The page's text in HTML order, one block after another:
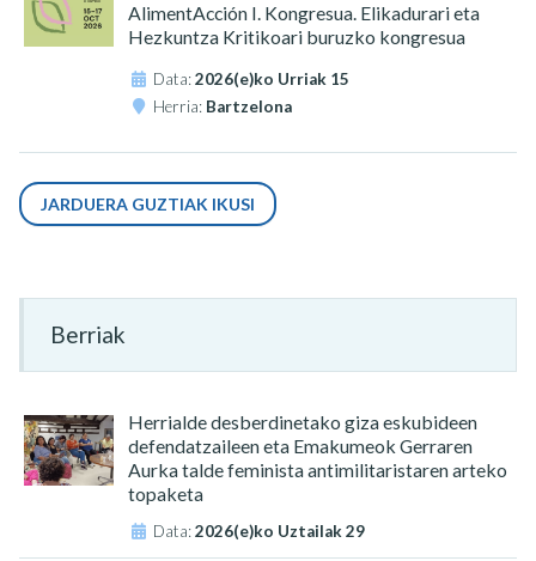
AlimentAcción I. Kongresua. Elikadurari eta
Hezkuntza Kritikoari buruzko kongresua
Data:2026(e)ko Urriak 15
Herria: Bartzelona
JARDUERA GUZTIAK IKUSI
Berriak
Herrialde desberdinetako giza eskubideen
defendatzaileen eta Emakumeok Gerraren
Aurka talde feminista antimilitaristaren arteko
topaketa
Data:2026(e)ko Uztailak 29